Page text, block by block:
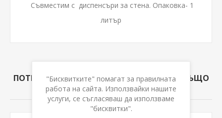
Съвместим с диспенсъри за стена. Опаковка- 1
литър
ПОТРЕБИТЕЛИ КУПИЛИ ТОЗИ ПРОДУКТ, СЪЩО
КУПИХА
"Бисквитките" помагат за правилната
работа на сайта. Използвайки нашите
услуги, се съгласяваш да използваме
"бисквитки".